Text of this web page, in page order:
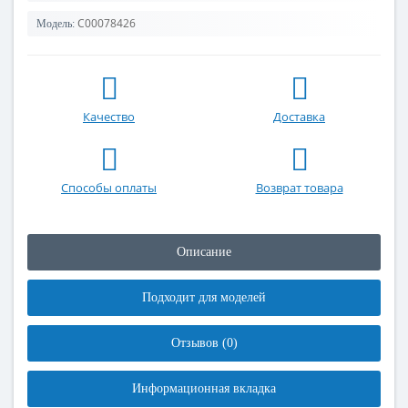
Модель: C00078426
Качество Доставка
Способы оплаты Возврат товара
Описание
Подходит для моделей
Отзывов (0)
Информационная вкладка